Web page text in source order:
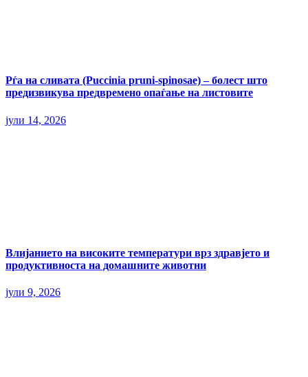
Рѓа на сливата (Puccinia pruni-spinosae) – болест што
предизвикува предвремено опаѓање на листовите
јули 14, 2026
Влијанието на високите температури врз здравјето и
продуктивноста на домашните животни
јули 9, 2026